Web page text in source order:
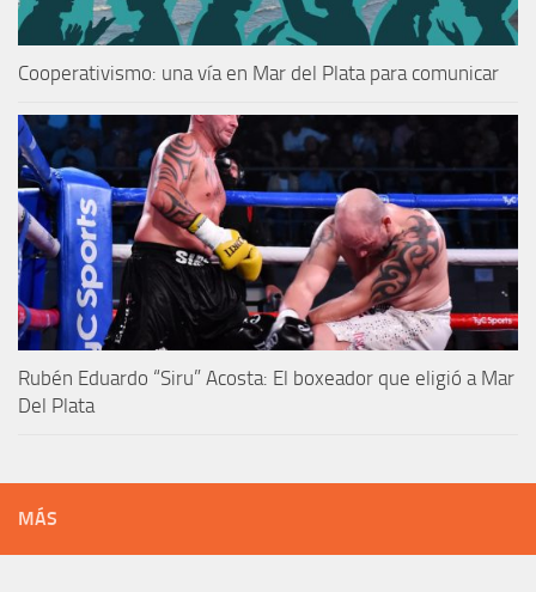
Cooperativismo: una vía en Mar del Plata para comunicar
Rubén Eduardo “Siru” Acosta: El boxeador que eligió a Mar
Del Plata
MÁS